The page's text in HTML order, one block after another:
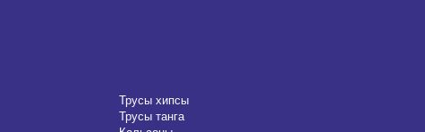
Трусы хипсы
Трусы танга